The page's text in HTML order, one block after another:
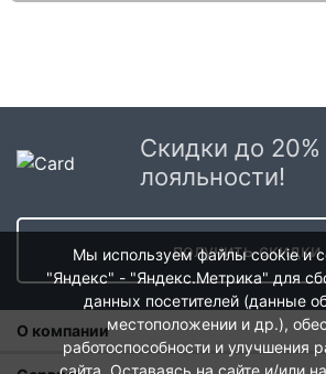
Скидки до 20%
лояльности!
получить скидки
О компании
О нас
Мы используем файлы cookie и
"Яндекс" - "Яндекс.Метрика" для
данных посетителей (данные
местоположении и др.),
работоспособности и улучшения
сайта. Оставаясь на сайте и/или